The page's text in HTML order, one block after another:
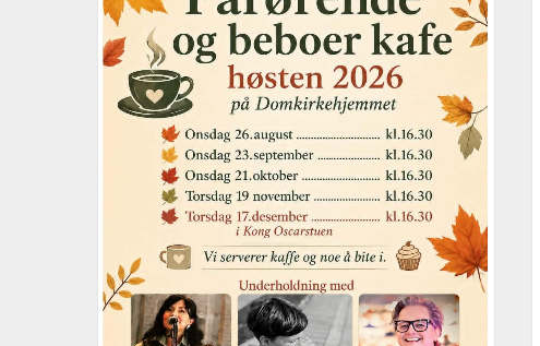
beboerkafeer
høsten
2026